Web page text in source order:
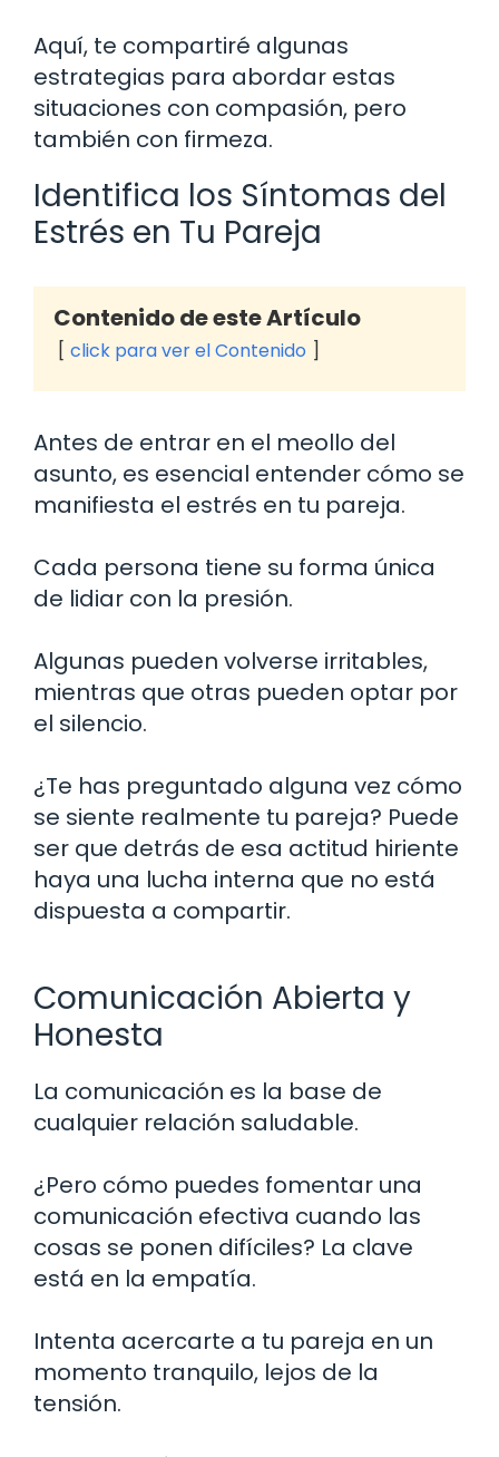
Aquí, te compartiré algunas
estrategias para abordar estas
situaciones con compasión, pero
también con firmeza.
Identifica los Síntomas del
Estrés en Tu Pareja
Contenido de este Artículo
click para ver el Contenido
Antes de entrar en el meollo del
asunto, es esencial entender cómo se
manifiesta el estrés en tu pareja.
Cada persona tiene su forma única
de lidiar con la presión.
Algunas pueden volverse irritables,
mientras que otras pueden optar por
el silencio.
¿Te has preguntado alguna vez cómo
se siente realmente tu pareja? Puede
ser que detrás de esa actitud hiriente
haya una lucha interna que no está
dispuesta a compartir.
Comunicación Abierta y
Honesta
La comunicación es la base de
cualquier relación saludable.
¿Pero cómo puedes fomentar una
comunicación efectiva cuando las
cosas se ponen difíciles? La clave
está en la empatía.
Intenta acercarte a tu pareja en un
momento tranquilo, lejos de la
tensión.